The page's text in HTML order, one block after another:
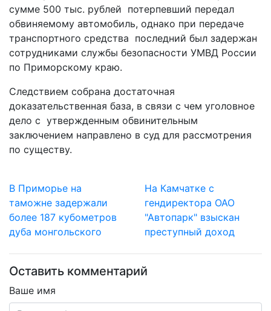
сумме 500 тыс. рублей потерпевший передал
обвиняемому автомобиль, однако при передаче
транспортного средства последний был задержан
сотрудниками службы безопасности УМВД России
по Приморскому краю.
Следствием собрана достаточная
доказательственная база, в связи с чем уголовное
дело с утвержденным обвинительным
заключением направлено в суд для рассмотрения
по существу.
В Приморье на
таможне задержали
более 187 кубометров
дуба монгольского
На Камчатке с
гендиректора ОАО
"Автопарк" взыскан
преступный доход
Оставить комментарий
Ваше имя